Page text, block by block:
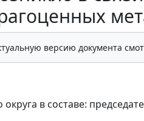
версию документа
в составе: